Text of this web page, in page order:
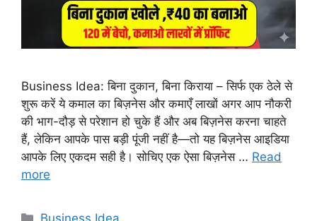
Business Idea: बिना दुकान, बिना किराया – सिर्फ एक ठेले से
शुरू करें ये कमाल का बिज़नेस और कमाएँ लाखों अगर आप नौकरी
की भाग-दौड़ से परेशान हो चुके हैं और अब बिज़नेस करना चाहते
हैं, लेकिन आपके पास बड़ी पूंजी नहीं है—तो यह बिज़नेस आइडिया
आपके लिए एकदम सही है। सोचिए एक ऐसा बिज़नेस … Read
more
Categories